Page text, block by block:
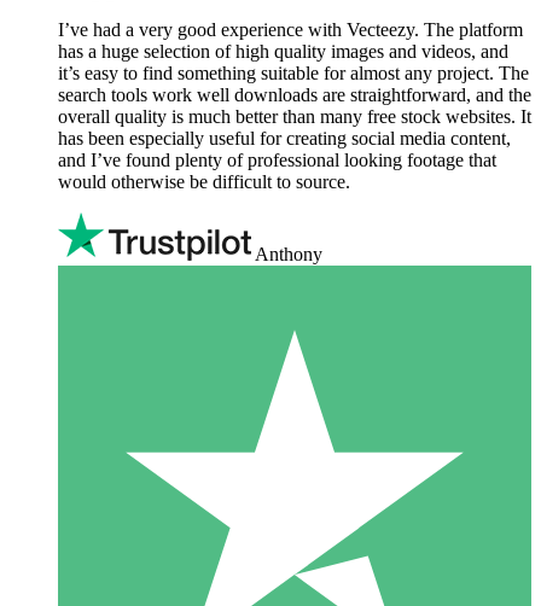
I’ve had a very good experience with Vecteezy. The platform
has a huge selection of high quality images and videos, and
it’s easy to find something suitable for almost any project. The
search tools work well downloads are straightforward, and the
overall quality is much better than many free stock websites. It
has been especially useful for creating social media content,
and I’ve found plenty of professional looking footage that
would otherwise be difficult to source.
Anthony